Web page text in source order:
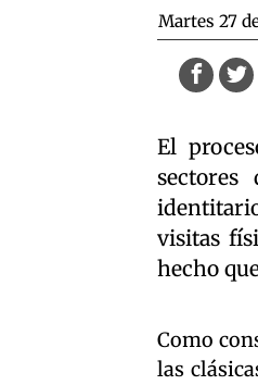
martes 27
El
visitas
hecho
Como
las